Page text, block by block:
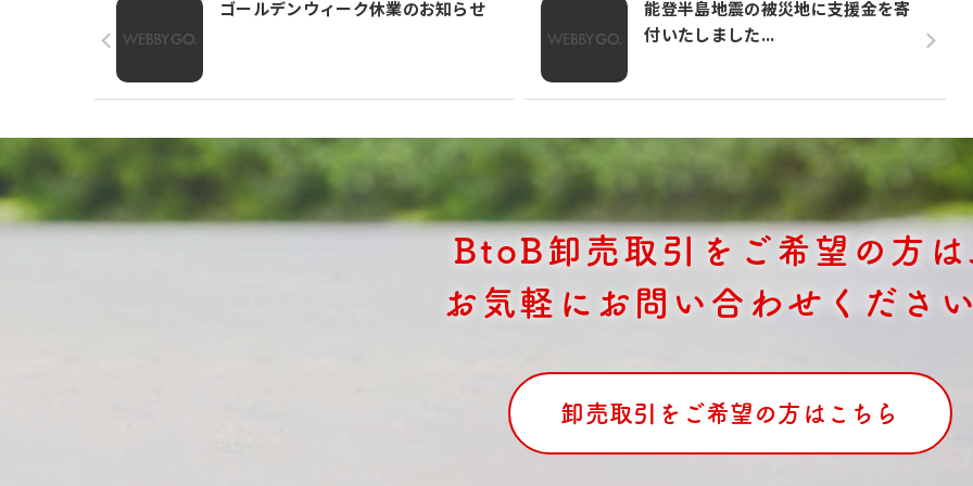
ゴールデンウィーク休業のお知らせ
能登半島地震の被災地に支援金を寄
付いたしました...
BtoB卸売取引をご希望の方
お気軽にお問い合わせくださ
卸売取引をご希望の方はこちら